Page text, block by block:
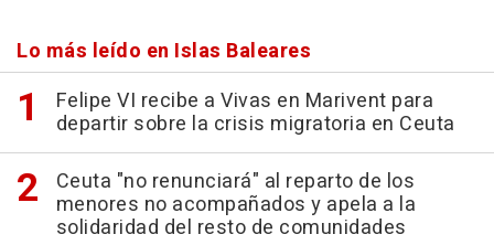
Lo más leído en Islas Baleares
Felipe VI recibe a Vivas en Marivent para
departir sobre la crisis migratoria en Ceuta
Ceuta "no renunciará" al reparto de los
menores no acompañados y apela a la
solidaridad del resto de comunidades